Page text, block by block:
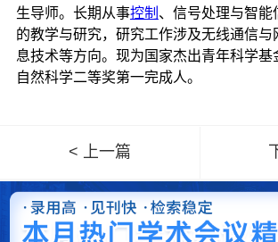
生导师。长期从事控制 、信号处理与智能
的教学与研究，研究工作涉及无线通信与
息技术等方向。现为国家杰出青年科学基
自然科学二等奖第一完成人。
< 上一篇